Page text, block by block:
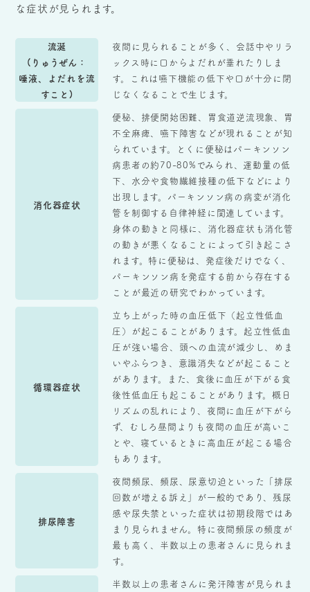
な症状が見られます。
流涎
(りゅうぜん：
唾液、よだれを流
すこと)
夜間に見られることが多く、会話中やリラ
ックス時に口からよだれが垂れたりしま
す。これは嚥下機能の低下や口が十分に閉
じなくなることで生じます。
消化器症状
便秘、排便開始困難、胃食道逆流現象、胃
不全麻痺、嚥下障害などが現れることが知
られています。とくに便秘はパーキンソン
病患者の約70-80%でみられ、運動量の低
下、水分や食物繊維接種の低下などにより
出現します。パーキンソン病の病変が消化
管を制御する自律神経に関連しています。
身体の動きと同様に、消化器症状も消化管
の動きが悪くなることによって引き起こさ
れます。特に便秘は、発症後だけでなく、
パーキンソン病を発症する前から存在する
ことが最近の研究でわかっています。
循環器症状
立ち上がった時の血圧低下（起立性低血
圧）が起こることがあります。起立性低血
圧が強い場合、頭への血流が減少し、めま
いやふらつき、意識消失などが起こること
があります。また、食後に血圧が下がる食
後性低血圧も起こることがあります。概日
リズムの乱れにより、夜間に血圧が下がら
ず、むしろ昼間よりも夜間の血圧が高いこ
とや、寝ているときに高血圧が起こる場合
もあります。
排尿障害
夜間頻尿、頻尿、尿意切迫といった「排尿
回数が増える訴え」が一般的であり、残尿
感や尿失禁といった症状は初期段階ではあ
まり見られません。特に夜間頻尿の頻度が
最も高く、半数以上の患者さんに見られま
す。
半数以上の患者さんに発汗障害が見られま